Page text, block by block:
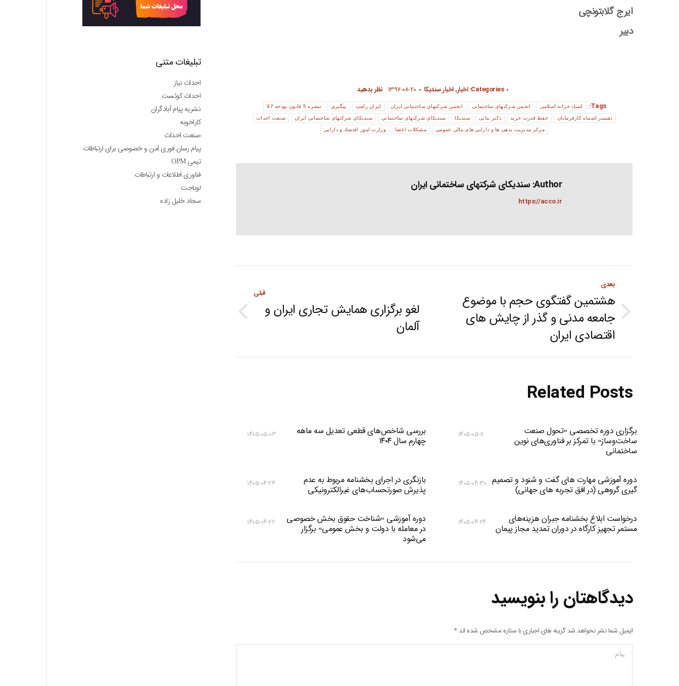
ایرج گلابتونچی
دبیر
Categories: اخبار,اخبار سندیکا ۱۳۹۷-۰۸-۲۰ نظر بدهید
Tags:
اسناد خزانه اسلامی انجمن شرکتهای ساختمانی انجمن شرکتهای ساختمانی ایران ایران رامپ پیگیری تبصره 5 قانون بودجه 97
تفسیر اشتباه کارفرمایان حفظ قدرت خرید دکتر بنانی سندیکا سندیکای شرکتهای ساختمانی سندیکای شرکتهای ساختمانی ایران صنعت احداث
مرکز مدیریت بدهی ها و دارایی های مالی عمومی مشکلات اعضا وزارت امور اقتصاد و دارایی
Author: سندیکای شرکتهای ساختمانی ایران
https://acco.ir
Post
navigation قبلی
Previous
لغو برگزاری همایش تجاری ایران و
آلمان
بعدی
Next
post:
هشتمین گفتگوی حجم با موضوع
جامعه مدنی و گذر از چایش های
اقتصادی ایران
Related Posts
برگزاری دوره تخصصی «تحول صنعت
ساخت‌وساز» با تمرکز بر فناوری‌های نوین
ساختمانی
۱۴۰۵-۰۵-۱۱
بررسی شاخص‌های قطعی تعدیل سه ماهه
چهارم سال ۱۴۰۴
۱۴۰۵-۰۵-۰۳
دوره آموزشی مهارت های گفت و شنود و تصمیم
گیری گروهی (در افق تجربه های جهانی)
۱۴۰۵-۰۴-۳۰
بازنگری در اجرای بخشنامه مربوط به عدم
پذیرش صورتحساب‌های غیرالکترونیکی
۱۴۰۵-۰۴-۲۴
درخواست ابلاغ بخشنامه جبران هزینه‌های
مستمر تجهیز کارگاه در دوران تمدید مجاز پیمان
۱۴۰۵-۰۴-۲۴
دوره آموزشی «شناخت حقوق بخش خصوصی
در معامله با دولت و بخش عمومی» برگزار
می‌شود
۱۴۰۵-۰۴-۲۲
دیدگاهتان را بنویسید
ایمیل شما نشر نخواهد شد گزینه های اجباری با ستاره مشخص شده اند*
پیام
تبلیغات متنی
احداث نیاز
احداث کوئست
نشریه پیام آبادگران
کاراخوبه
صنعت احداث
پیام رسان فوری امن و خصوصی برای ارتباطات
تیمی OPM
فناوری اطلاعات و ارتباطات
لوباجت
سجاد خلیل زاده